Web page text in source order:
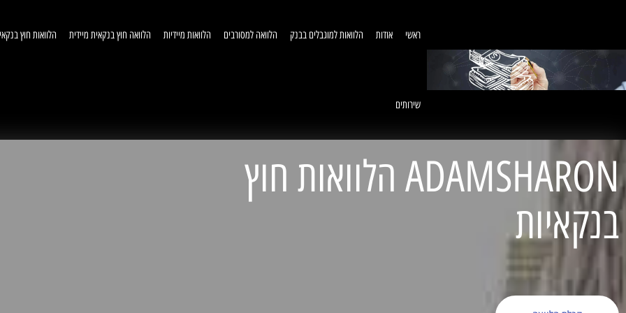
ראשי אודות הלוואות למוגבלים בבנק הלוואה למסורבים הלוואות מיידיות הלוואה חוץ בנקאית מיידית הלוואות חוץ
שירותים
ADAMSHARON הלוואות חוץ
בנקאיות